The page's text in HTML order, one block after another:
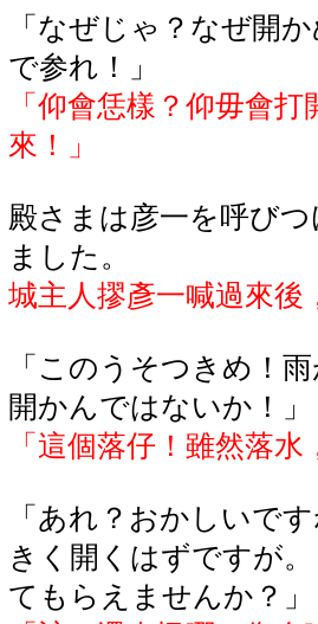
「なぜじゃ？なぜ開
で参れ ！」
「仰會恁樣？仰毋會
來！」
殿さまは彦一を呼び
ました 。
城主人摎彥一喊過來後
「このうそつきめ！
開かんではないか！」
「這個落仔！雖然落
「あれ？おかしいで
きく開くはずですが
てもらえませんか？」